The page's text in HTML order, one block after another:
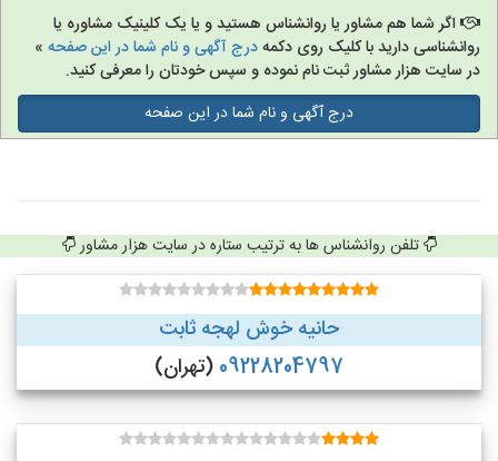
اگر شما هم مشاور یا روانشناس هستید و یا یک کلینیک مشاوره یا
روانشناسی دارید با کلیک روی دکمهدرج آگهی و نام شما در این صفحه »
در سایت هزار مشاور ثبت نام نموده و سپس خودتان را معرفی کنید.
درج آگهی و نام شما در این صفحه
تلفن روانشناس ها به ترتیب ستاره در سایت هزار مشاور
حانیه خوش لهجه ثابت
09228204797 (تهران)